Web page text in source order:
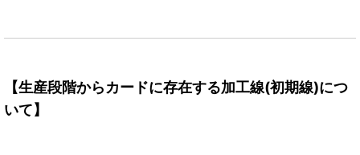
【生産段階からカードに存在する加工線(初期線)につ
いて】